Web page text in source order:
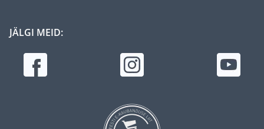
JÄLGI MEID: